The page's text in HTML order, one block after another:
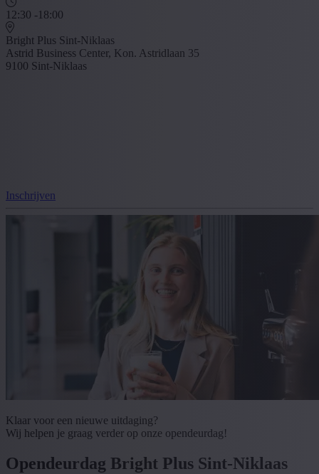
12:30 -18:00
Bright Plus Sint-Niklaas
Astrid Business Center, Kon. Astridlaan 35
9100 Sint-Niklaas
Inschrijven
Klaar voor een nieuwe uitdaging?
Wij helpen je graag verder op onze opendeurdag!
Opendeurdag Bright Plus Sint-Niklaas